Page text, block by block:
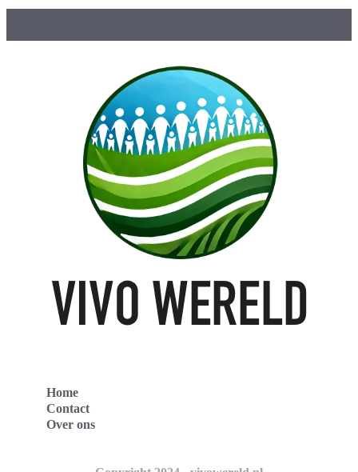
Home
Contact
Over ons